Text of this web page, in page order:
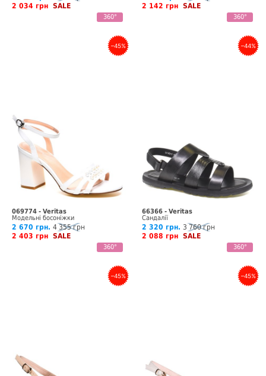
2 034 грн SALE
360°
2 142 грн SALE
360°
–45%
069774 - Veritas
Модельні босоніжки
2 670 грн. 4 355 грн
2 403 грн SALE
360°
–44%
66366 - Veritas
Сандалії
2 320 грн. 3 760 грн
2 088 грн SALE
360°
–45% –45%